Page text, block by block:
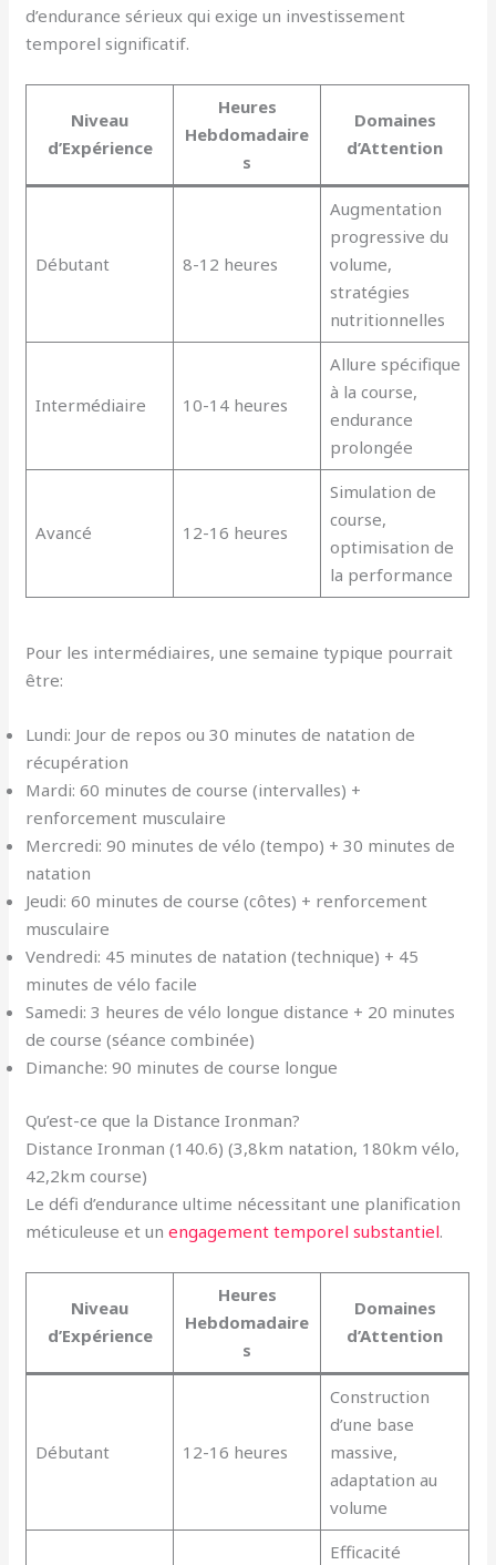
d’endurance sérieux qui exige un investissement
temporel significatif.
Niveau
d’Expérience
Heures
Hebdomadaire
s
Domaines
d’Attention
Débutant 8-12 heures
Augmentation
progressive du
volume,
stratégies
nutritionnelles
Intermédiaire 10-14 heures
Allure spécifique
à la course,
endurance
prolongée
Avancé 12-16 heures
Simulation de
course,
optimisation de
la performance
Pour les intermédiaires, une semaine typique pourrait
être:
Lundi: Jour de repos ou 30 minutes de natation de
récupération
Mardi: 60 minutes de course (intervalles) +
renforcement musculaire
Mercredi: 90 minutes de vélo (tempo) + 30 minutes de
natation
Jeudi: 60 minutes de course (côtes) + renforcement
musculaire
Vendredi: 45 minutes de natation (technique) + 45
minutes de vélo facile
Samedi: 3 heures de vélo longue distance + 20 minutes
de course (séance combinée)
Dimanche: 90 minutes de course longue
Qu’est-ce que la Distance Ironman?
Distance Ironman (140.6) (3,8km natation, 180km vélo,
42,2km course)
Le défi d’endurance ultime nécessitant une planification
méticuleuse et unengagement temporel substantiel.
Niveau
d’Expérience
Heures
Hebdomadaire
s
Domaines
d’Attention
Débutant 12-16 heures
Construction
d’une base
massive,
adaptation au
volume
Efficacité